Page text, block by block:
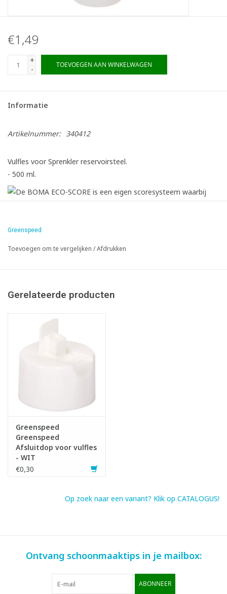
€1,49
+
-
TOEVOEGEN AAN WINKELWAGEN
Informatie
Artikelnummer: 340412
Vulfles voor Sprenkler reservoirsteel.
- 500 ml.
Greenspeed
Toevoegen om te vergelijken /Afdrukken
Gerelateerde producten
Greenspeed
Greenspeed
Afsluitdop voor vulfles
- WIT
€0,30
Op zoek naar een variant? Klik op CATALOGUS!
Ontvang schoonmaaktips in je mailbox:
ABONNEER